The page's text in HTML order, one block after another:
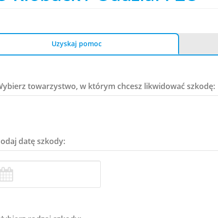
Uzyskaj pomoc
towarzystwo, w którym chcesz likwidować szkodę:
datę szkody: